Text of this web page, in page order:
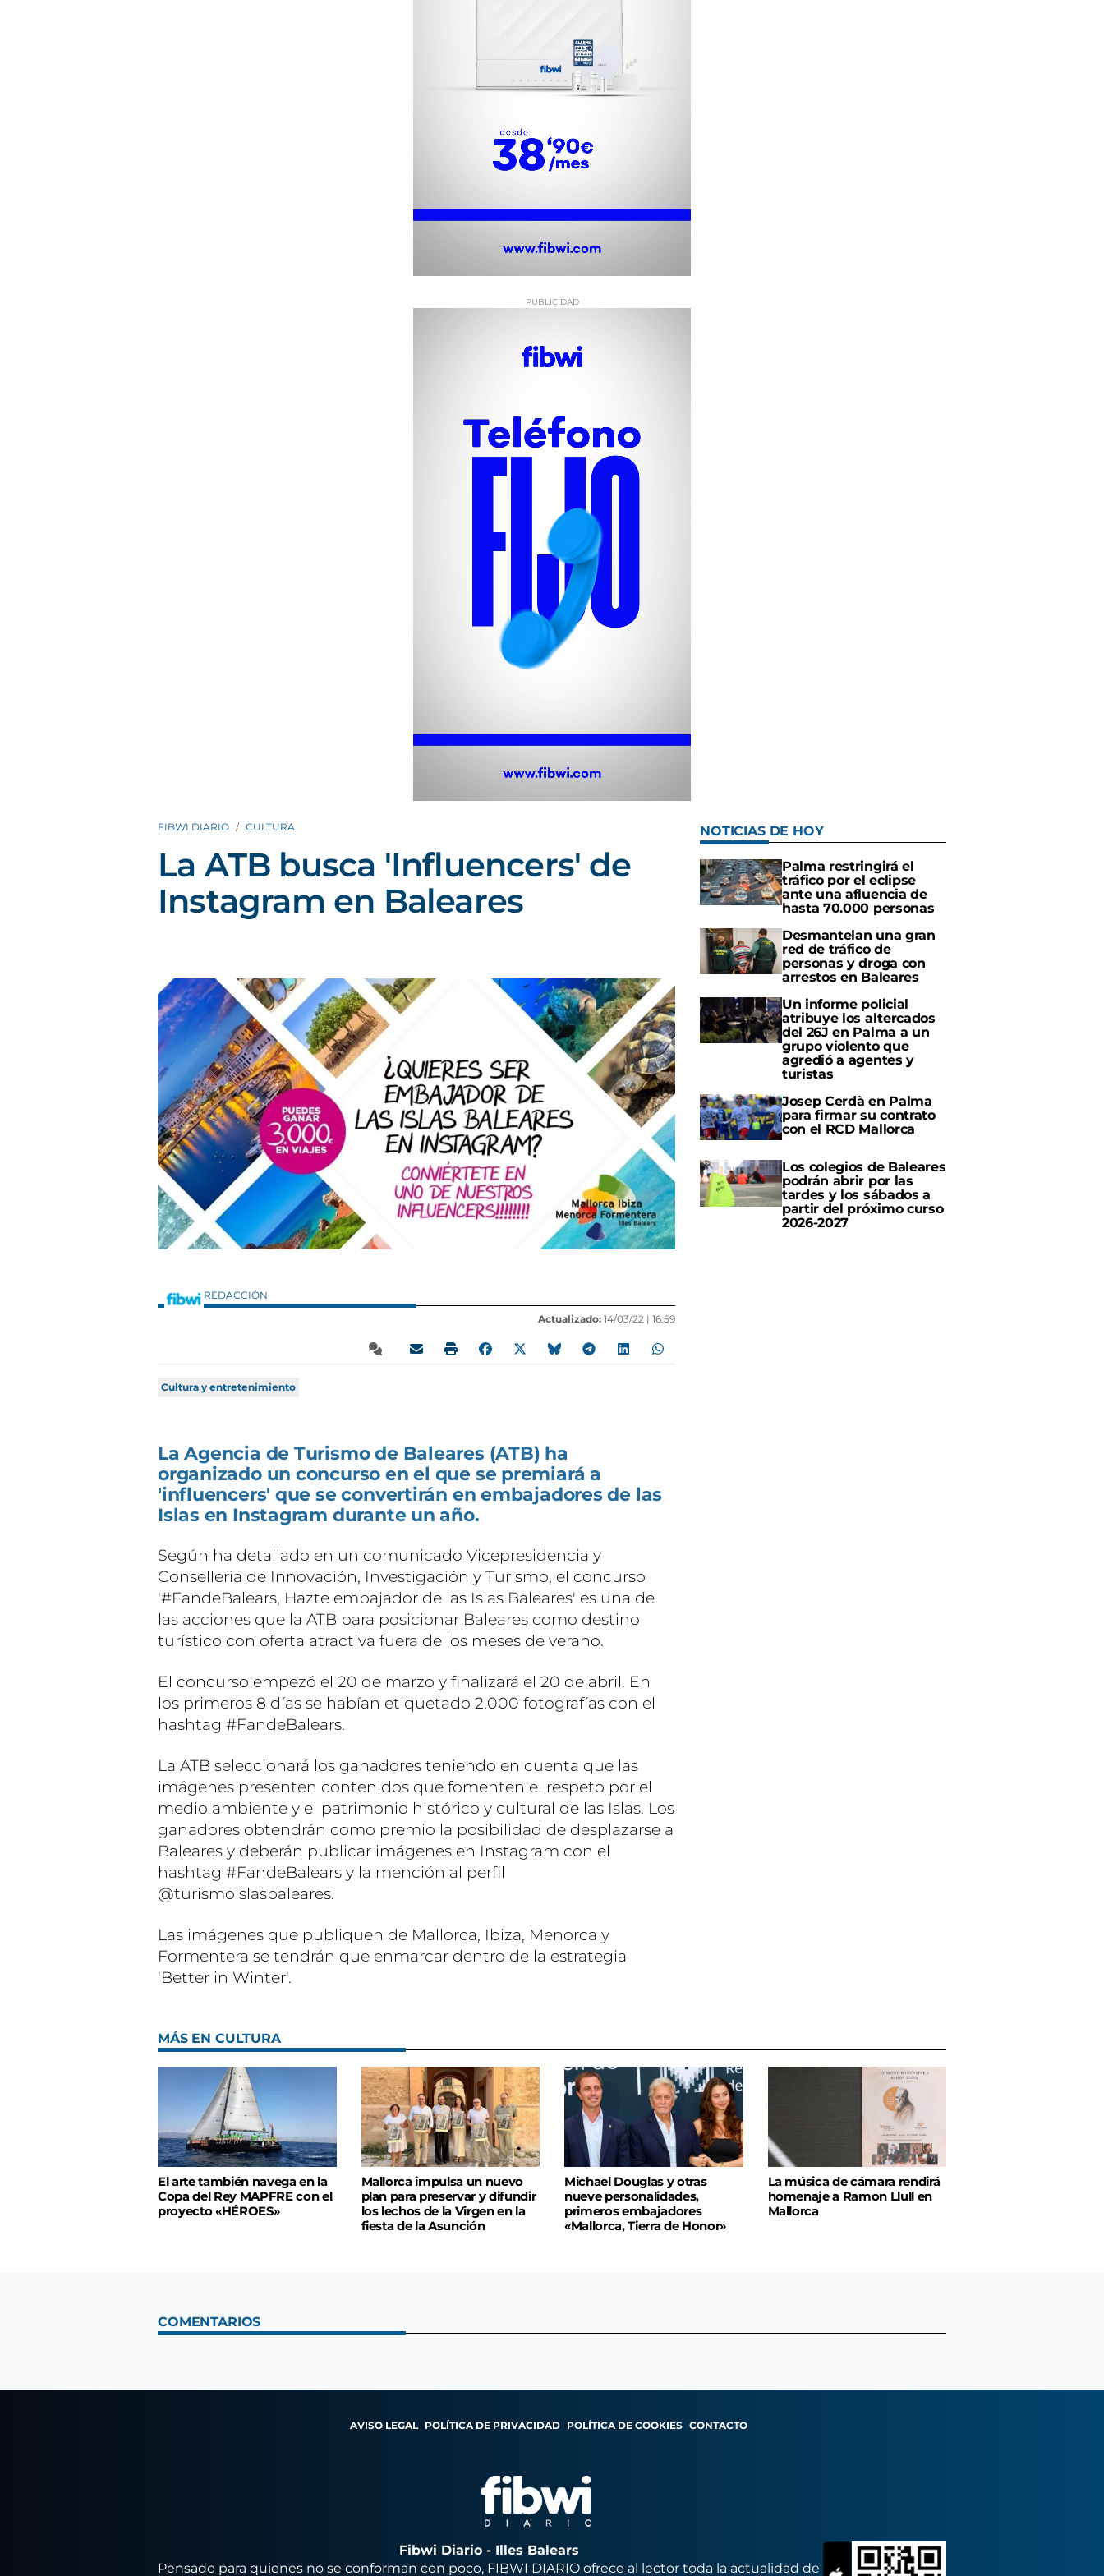
FIBWI DIARIO CULTURA
La ATB busca 'Influencers' de
Instagram en Baleares
REDACCIÓN
Actualizado: 14/03/22 | 16:59
Cultura y entretenimiento
La Agencia de Turismo de Baleares (ATB) ha
organizado un concurso en el que se premiará a
'influencers' que se convertirán en embajadores de las
Islas en Instagram durante un año.
Según ha detallado en un comunicado Vicepresidencia y
Conselleria de Innovación, Investigación y Turismo, el concurso
'#FandeBalears, Hazte embajador de las Islas Baleares' es una de
las acciones que la ATB para posicionar Baleares como destino
turístico con oferta atractiva fuera de los meses de verano.
El concurso empezó el 20 de marzo y finalizará el 20 de abril. En
los primeros 8 días se habían etiquetado 2.000 fotografías con el
hashtag #FandeBalears.
La ATB seleccionará los ganadores teniendo en cuenta que las
imágenes presenten contenidos que fomenten el respeto por el
medio ambiente y el patrimonio histórico y cultural de las Islas. Los
ganadores obtendrán como premio la posibilidad de desplazarse a
Baleares y deberán publicar imágenes en Instagram con el
hashtag #FandeBalears y la mención al perfil
@turismoislasbaleares.
Las imágenes que publiquen de Mallorca, Ibiza, Menorca y
Formentera se tendrán que enmarcar dentro de la estrategia
'Better in Winter'.
NOTICIAS DE HOY
Palma restringirá el
tráfico por el eclipse
ante una afluencia de
hasta 70.000 personas
Desmantelan una gran
red de tráfico de
personas y droga con
arrestos en Baleares
Un informe policial
atribuye los altercados
del 26J en Palma a un
grupo violento que
agredió a agentes y
turistas
Josep Cerdà en Palma
para firmar su contrato
con el RCD Mallorca
Los colegios de Baleares
podrán abrir por las
tardes y los sábados a
partir del próximo curso
2026-2027
MÁS EN CULTURA
El arte también navega en la
Copa del Rey MAPFRE con el
proyecto «HÉROES»
Mallorca impulsa un nuevo
plan para preservar y difundir
los lechos de la Virgen en la
fiesta de la Asunción
Michael Douglas y otras
nueve personalidades,
primeros embajadores
«Mallorca, Tierra de Honor»
La música de cámara rendirá
homenaje a Ramon Llull en
Mallorca
COMENTARIOS
AVISO LEGAL POLÍTICA DE PRIVACIDAD POLÍTICA DE COOKIES CONTACTO
Fibwi Diario - Illes Balears
Pensado para quienes no se conforman con poco, FIBWI DIARIO ofrece al lector toda la actualidad de